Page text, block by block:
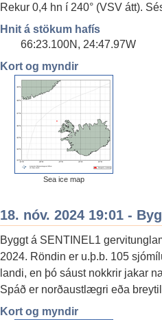
Rekur 0,4 hn í 240° (VSV átt).
Hnit á stökum hafís
66:23.100N, 24:47.97W
Kort og myndir
Sea ice map
18. nóv. 2024 19:01 -
Byggt á SENTINEL1
2024. Röndin er u.þ.b. 105
landi, en þó sáust nokkrir jakar
Spáð er norðaustlægri eða
Kort og myndir